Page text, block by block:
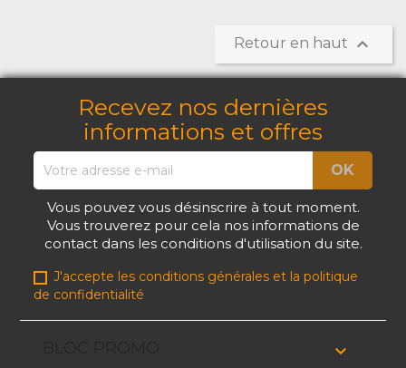
Retour en haut 
Recevez nos dernières
informations et offres
Vous pouvez vous désinscrire à tout moment.
Vous trouverez pour cela nos informations de
contact dans les conditions d'utilisation du site.
J'accepte les conditions générales et la politique
de confidentialité
